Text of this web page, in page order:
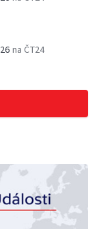
na ČT24